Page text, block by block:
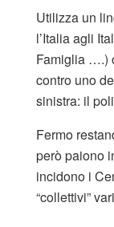
Utilizza un
l’Italia agli
Famiglia ….)
contro uno
sinistra: il
Fermo
però paiono
incidono i
“collettivi”